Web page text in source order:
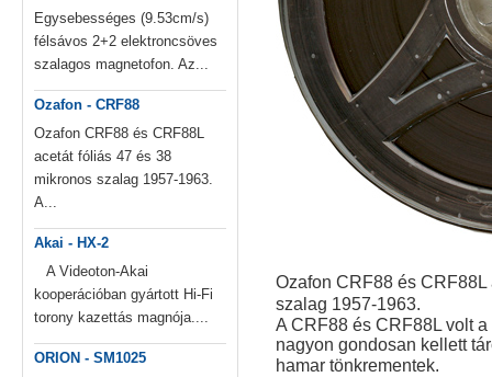
Egysebességes (9.53cm/s)
félsávos 2+2 elektroncsöves
szalagos magnetofon. Az...
Ozafon - CRF88
Ozafon CRF88 és CRF88L
acetát fóliás 47 és 38
mikronos szalag 1957-1963.
A...
Akai - HX-2
A Videoton-Akai
kooperációban gyártott Hi-Fi
torony kazettás magnója....
ORION - SM1025
Ozafon CRF88 és
szalag 1957-1963.
A CRF88 és CRF88L volt
nagyon gondosan kellett
hamar tönkrementek.